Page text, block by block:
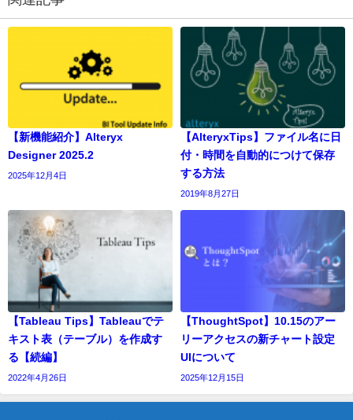
【新機能紹介】Alteryx
Designer 2025.2
2025年12月4日
【AlteryxTips】ファイル名に日
付・時間を自動的につけて保存
する方法
2019年8月27日
【Tableau Tips】Tableauでテ
キスト表（テーブル）を作成す
る【続編】
2022年4月26日
【ThoughtSpot】10.15のアー
リーアクセスの新チャート設定
UIについて
2025年12月15日